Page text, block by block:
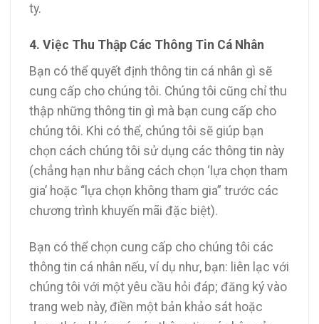
ty.
4. Việc Thu Thập Các Thông Tin Cá Nhân
Bạn có thể quyết định thông tin cá nhân gì sẽ
cung cấp cho chúng tôi. Chúng tôi cũng chỉ thu
thập những thông tin gì mà bạn cung cấp cho
chúng tôi. Khi có thể, chúng tôi sẽ giúp bạn
chọn cách chúng tôi sử dụng các thông tin này
(chẳng hạn như bằng cách chọn ‘lựa chọn tham
gia’ hoặc “lựa chọn không tham gia” trước các
chương trình khuyến mãi đặc biệt).
Bạn có thể chọn cung cấp cho chúng tôi các
thông tin cá nhân nếu, ví dụ như, bạn: liên lạc với
chúng tôi với một yêu cầu hỏi đáp; đăng ký vào
trang web này, điền một bản khảo sát hoặc